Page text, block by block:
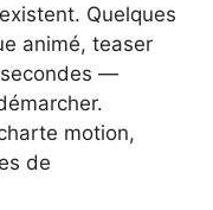
Quelques
animé, teaser
secondes —
motion,
de